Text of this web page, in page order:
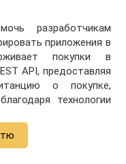
разработчикам
приложения в
покупки в
API, предоставляя
о покупке,
технологии